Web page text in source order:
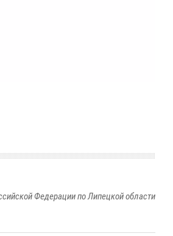
Федерации по Липецкой области